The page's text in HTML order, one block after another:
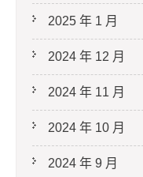
2025 年 1 月
2024 年 12 月
2024 年 11 月
2024 年 10 月
2024 年 9 月